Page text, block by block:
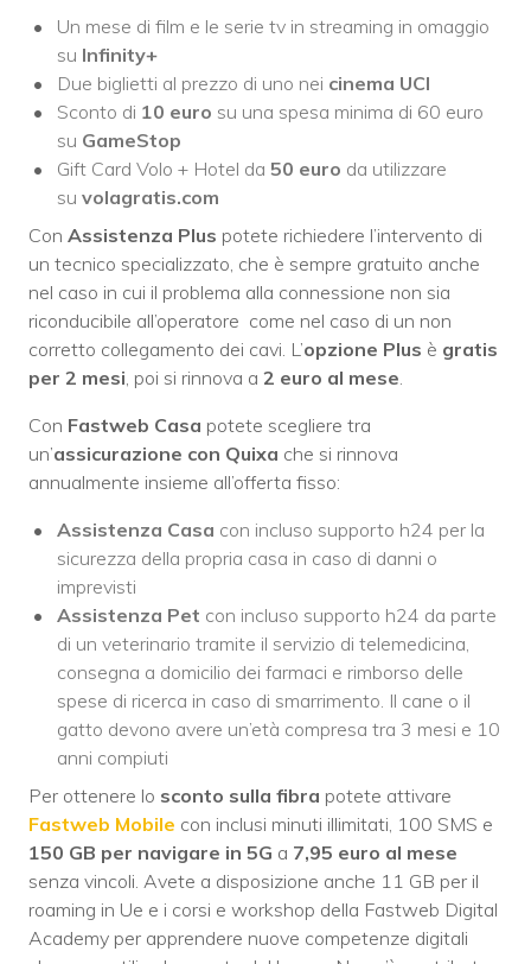
Un mese di film e le serie tv in streaming in omaggio
su Infinity+
Due biglietti al prezzo di uno nei cinema UCI
Sconto di 10 euro su una spesa minima di 60 euro
su GameStop
Gift Card Volo + Hotel da 50 euro da utilizzare
su volagratis.com
Con Assistenza Plus potete richiedere l’intervento di
un tecnico specializzato, che è sempre gratuito anche
nel caso in cui il problema alla connessione non sia
riconducibile all’operatore come nel caso di un non
corretto collegamento dei cavi. L’opzione Plus è gratis
per 2 mesi , poi si rinnova a 2 euro al mese
Con Fastweb Casa potete scegliere tra
un’assicurazione con Quixa che si rinnova
annualmente insieme all’offerta fisso:
Assistenza Casa con incluso supporto h24 per la
sicurezza della propria casa in caso di danni o
imprevisti
Assistenza Pet con incluso supporto h24 da parte
di un veterinario tramite il servizio di telemedicina,
consegna a domicilio dei farmaci e rimborso delle
spese di ricerca in caso di smarrimento. Il cane o il
gatto devono avere un’età compresa tra 3 mesi e 10
anni compiuti
Per ottenere lo sconto sulla fibra potete attivare
Fastweb Mobile con inclusi minuti illimitati, 100 SMS e
150 GB per navigare in 5G a 7,95 euro al mese
senza vincoli. Avete a disposizione anche 11 GB per il
roaming in Ue e i corsi e workshop della Fastweb Digital
Academy per apprendere nuove competenze digitali